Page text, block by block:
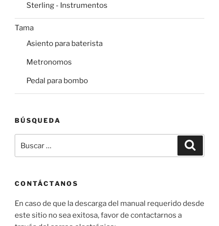
Sterling - Instrumentos
Tama
Asiento para baterista
Metronomos
Pedal para bombo
BÚSQUEDA
por:
CONTÁCTANOS
En caso de que la descarga del manual requerido desde
este sitio no sea exitosa, favor de contactarnos a